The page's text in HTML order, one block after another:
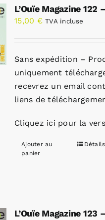
L’Ouïe Magazine 122
15,00 € TVA incluse
Sans expédition –
uniquement
recevrez un email
liens de
Cliquez ici pour la
Ajouter au
panier
Détails
L’Ouïe Magazine 123